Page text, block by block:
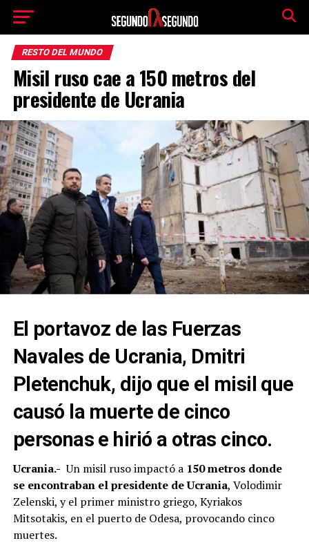
RESTO DEL MUNDO
Misil ruso cae a 150 metros del
presidente de Ucrania
El portavoz de las Fuerzas
Navales de Ucrania, Dmitri
Pletenchuk, dijo que el misil que
causó la muerte de cinco
personas e hirió a otras cinco.
Ucrania.- Un misil ruso impactó a 150 metros donde
se encontraban el presidente de Ucrania, Volodimir
Zelenski, y el primer ministro griego, Kyriakos
Mitsotakis, en el puerto de Odesa, provocando cinco
muertes.